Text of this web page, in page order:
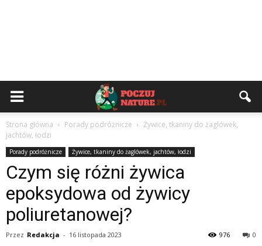
Strona główna Porady podróżnicze
Żywice, tkaniny do żaglówek,
jachtów, łodzi
Porady podróżnicze Żywice, tkaniny do żaglówek, jachtów, łodzi
Czym się różni żywica
epoksydowa od żywicy
poliuretanowej?
Przez Redakcja - 16 listopada 2023 0
976